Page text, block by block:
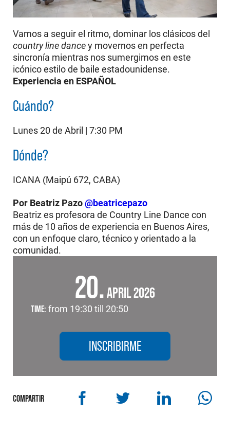
Vamos a seguir el ritmo, dominar los clásicos del
country line dancey movernos en perfecta
sincronía mientras nos sumergimos en este
icónico estilo de baile estadounidense.
Experiencia en ESPAÑOL
Cuándo?
Lunes 20 de Abril | 7:30 PM
Dónde?
ICANA (Maipú 672, CABA)
Por Beatriz Pazo@beatricepazo
Beatriz es profesora de Country Line Dance con
más de 10 años de experiencia en Buenos Aires,
con un enfoque claro, técnico y orientado a la
comunidad.
20 APRIL 2026
TIME: from 19:30 till 20:50
INSCRIBIRME
COMPARTIR